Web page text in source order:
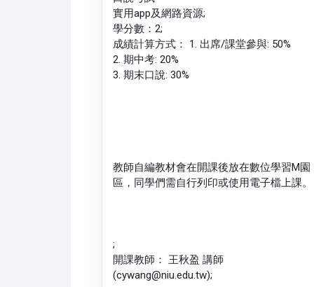
實用app及網路資源;
學分數：2;
成績計算方式： 1. 出席/課堂參與: 50%
2. 期中考: 20%
3. 期末口說: 30%
教師自編教材會在開課後放在數位學習M園
區，同學們需自行列印或使用電子檔上課。
;
開課教師： 王秋盈 講師
(cywang@niu.edu.tw);